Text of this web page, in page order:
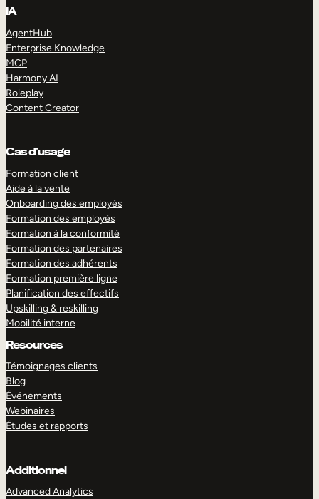
IA
AgentHub
Enterprise Knowledge
MCP
Harmony AI
Roleplay
Content Creator
Cas d’usage
Formation client
Aide à la vente
Onboarding des employés
Formation des employés
Formation à la conformité
Formation des partenaires
Formation des adhérents
Formation première ligne
Planification des effectifs
Upskilling & reskilling
Mobilité interne
Resources
Témoignages clients
Blog
Événements
Webinaires
Études et rapports
Additionnel
Advanced Analytics